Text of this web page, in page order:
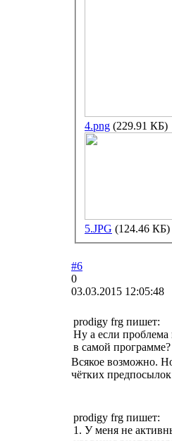
4.png (229.91 КБ)
5.JPG (124.46 КБ)
#6
0
03.03.2015 12:05:48
prodigy frg пишет:
Ну а если проблема
в самой программе?
Всякое возможно.
чётких
prodigy frg пишет:
1. У меня не